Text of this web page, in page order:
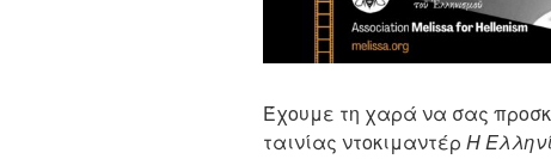
Έχουμε τη χαρά να σας
ταινίας ντοκιμαντέρ Η